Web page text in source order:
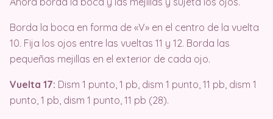
Borda la boca en forma de «V» en el centro de la vuelta
10. Fija los ojos entre las vueltas 11 y 12. Borda las
pequeñas mejillas en el exterior de cada ojo.
Vuelta 17: Dism 1 punto, 1 pb, dism 1 punto, 11 pb, dism 1
punto, 1 pb, dism 1 punto, 11 pb (28).